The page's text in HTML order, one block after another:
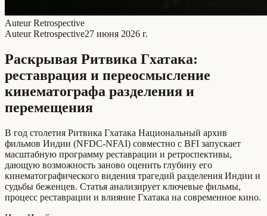
Auteur Retrospective
Auteur Retrospective27 июня 2026 г.
Раскрывая Ритвика Гхатакa:
реставрация и переосмысление
кинематографа разделения и
перемещения
В год столетия Ритвика Гхатакa Национальный архив
фильмов Индии (NFDC-NFAI) совместно с BFI запускает
масштабную программу реставрации и ретроспективы,
дающую возможность заново оценить глубину его
кинематографического видения трагедий разделения Индии и
судьбы беженцев. Статья анализирует ключевые фильмы,
процесс реставрации и влияние Гхатакa на современное кино.